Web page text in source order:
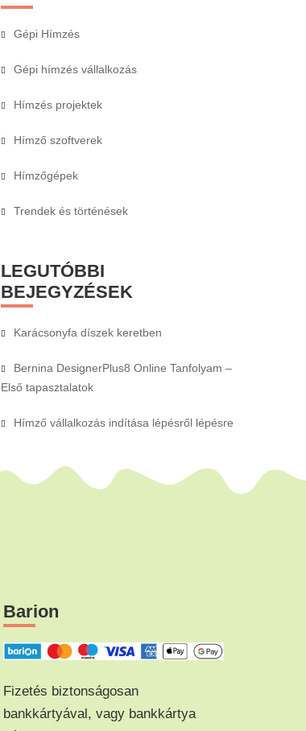
Gépi Hímzés
Gépi hímzés vállalkozás
Hímzés projektek
Hímző szoftverek
Hímzőgépek
Trendek és történések
LEGUTÓBBI
BEJEGYZÉSEK
Karácsonyfa díszek keretben
Bernina DesignerPlus8 Online Tanfolyam –
Első tapasztalatok
Hímző vállalkozás indítása lépésről lépésre
Barion
Fizetés biztonságosan
bankkártyával, vagy bankkártya